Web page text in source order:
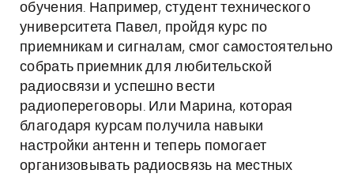
обучения. Например, студент технического
университета Павел, пройдя курс по
приемникам и сигналам, смог самостоятельно
собрать приемник для любительской
радиосвязи и успешно вести
радиопереговоры. Или Марина, которая
благодаря курсам получила навыки
настройки антенн и теперь помогает
организовывать радиосвязь на местных